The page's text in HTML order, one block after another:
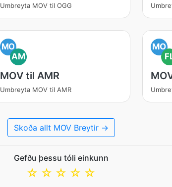
Umbreyta MOV til OGG
MO
AM
MOV til AMR
Umbreyta MOV til AMR
MO
Skoða allt MOV Breytir →
Gefðu þessu tóli einkunn
☆
☆
☆
☆
☆